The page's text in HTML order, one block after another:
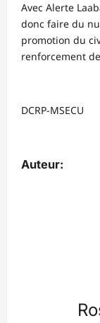
Avec Alerte
donc faire du
promotion du
renforcement
DCRP-MSECU
Auteur: